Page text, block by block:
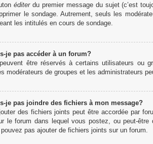
éditerdu premier message du sujet (c’est
le sondage. Autrement, seuls les
les intitulés en cours de sondage.
je pas accéder à un forum?
être réservés à certains utilisateurs ou
modérateurs de groupes et les administrateurs
je pas joindre des fichiers à mon message?
des fichiers joints peut être accordée par
le forum dans lequel vous postez, ou peut-
pas ajouter de fichiers joints sur un forum.